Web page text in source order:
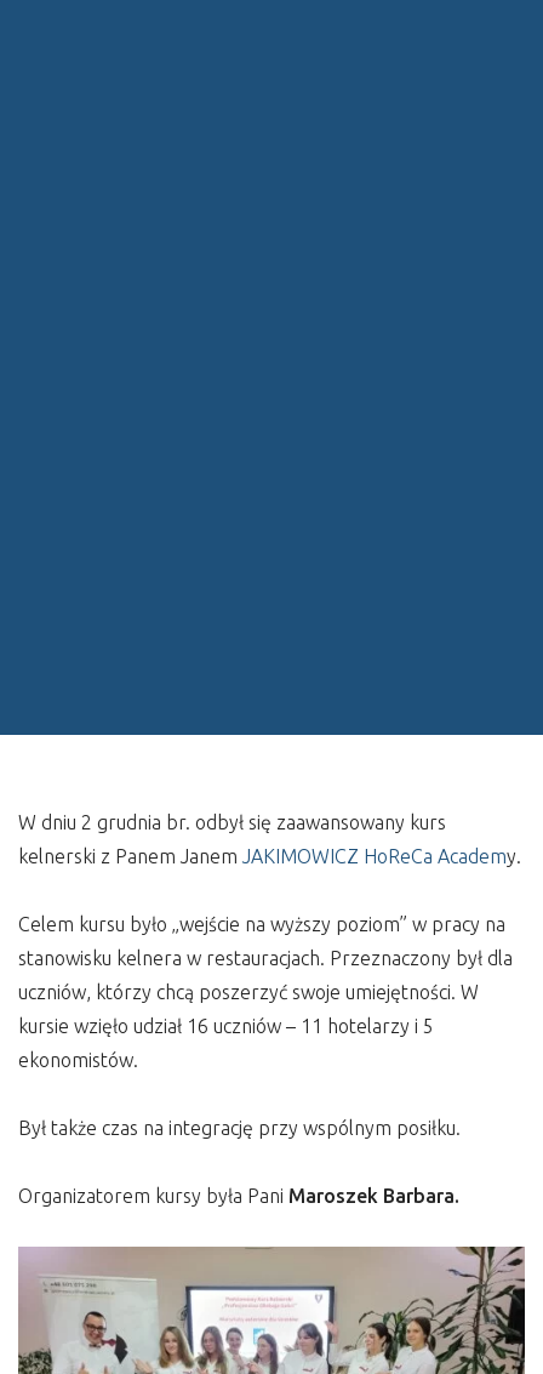
W dniu 2 grudnia br. odbył się zaawansowany kurs
kelnerski z Panem Janem JAKIMOWICZ HoReCa Academy.
Celem kursu było „wejście na wyższy poziom” w pracy na
stanowisku kelnera w restauracjach. Przeznaczony był dla
uczniów, którzy chcą poszerzyć swoje umiejętności. W
kursie wzięło udział 16 uczniów – 11 hotelarzy i 5
ekonomistów.
Był także czas na integrację przy wspólnym posiłku.
Organizatorem kursy była Pani Maroszek Barbara.